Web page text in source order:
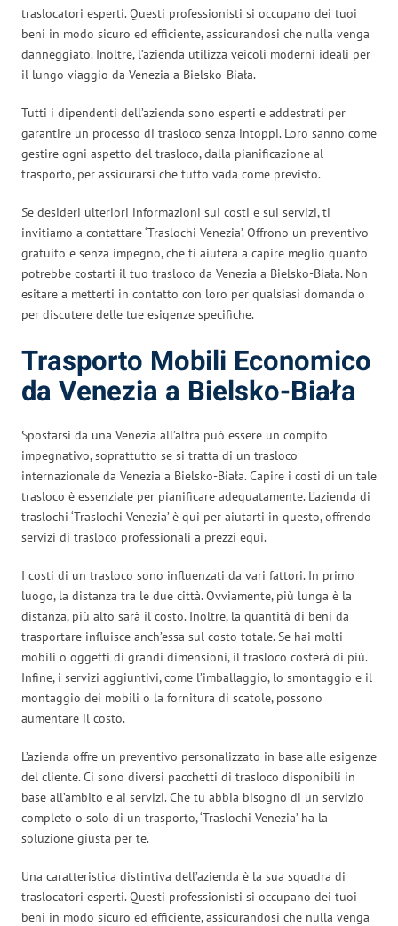
traslocatori esperti. Questi professionisti si occupano dei tuoi
beni in modo sicuro ed efficiente, assicurandosi che nulla venga
danneggiato. Inoltre, l’azienda utilizza veicoli moderni ideali per
il lungo viaggio da Venezia a Bielsko-Biała.
Tutti i dipendenti dell’azienda sono esperti e addestrati per
garantire un processo di trasloco senza intoppi. Loro sanno come
gestire ogni aspetto del trasloco, dalla pianificazione al
trasporto, per assicurarsi che tutto vada come previsto.
Se desideri ulteriori informazioni sui costi e sui servizi, ti
invitiamo a contattare ‘Traslochi Venezia’. Offrono un preventivo
gratuito e senza impegno, che ti aiuterà a capire meglio quanto
potrebbe costarti il tuo trasloco da Venezia a Bielsko-Biała. Non
esitare a metterti in contatto con loro per qualsiasi domanda o
per discutere delle tue esigenze specifiche.
Trasporto Mobili Economico
da Venezia a Bielsko-Biała
Spostarsi da una Venezia all’altra può essere un compito
impegnativo, soprattutto se si tratta di un trasloco
internazionale da Venezia a Bielsko-Biała. Capire i costi di un tale
trasloco è essenziale per pianificare adeguatamente. L’azienda di
traslochi ‘Traslochi Venezia’ è qui per aiutarti in questo, offrendo
servizi di trasloco professionali a prezzi equi.
I costi di un trasloco sono influenzati da vari fattori. In primo
luogo, la distanza tra le due città. Ovviamente, più lunga è la
distanza, più alto sarà il costo. Inoltre, la quantità di beni da
trasportare influisce anch’essa sul costo totale. Se hai molti
mobili o oggetti di grandi dimensioni, il trasloco costerà di più.
Infine, i servizi aggiuntivi, come l’imballaggio, lo smontaggio e il
montaggio dei mobili o la fornitura di scatole, possono
aumentare il costo.
L’azienda offre un preventivo personalizzato in base alle esigenze
del cliente. Ci sono diversi pacchetti di trasloco disponibili in
base all’ambito e ai servizi. Che tu abbia bisogno di un servizio
completo o solo di un trasporto, ‘Traslochi Venezia’ ha la
soluzione giusta per te.
Una caratteristica distintiva dell’azienda è la sua squadra di
traslocatori esperti. Questi professionisti si occupano dei tuoi
beni in modo sicuro ed efficiente, assicurandosi che nulla venga